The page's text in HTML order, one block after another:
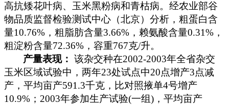
高抗矮花叶病、玉米黑粉病和青枯病。经农业部谷
物品质监督检验测试中心（北京）分析，粗蛋白含
量10.76% ，粗脂肪含量3.66% ，赖氨酸含量0.31% ，
粗淀粉含量72.36% ，容重767克/升。
产量表现：该杂交种在2002-2003年全省杂交
玉米区域试验中，两年23处试点中20点增产3点减
产，平均亩产591.3千克 ，比对照掖单4号增产
10.9% ； 2003年参加生产试验(一组) ，平均亩产